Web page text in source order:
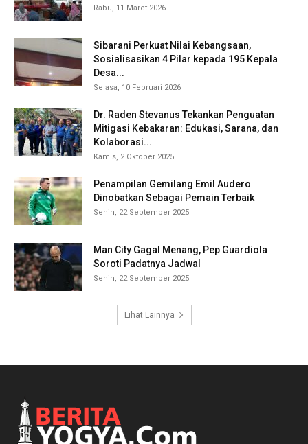
Rabu, 11 Maret 2026
Sibarani Perkuat Nilai Kebangsaan,
Sosialisasikan 4 Pilar kepada 195 Kepala
Desa...
Selasa, 10 Februari 2026
Dr. Raden Stevanus Tekankan Penguatan
Mitigasi Kebakaran: Edukasi, Sarana, dan
Kolaborasi...
Kamis, 2 Oktober 2025
Penampilan Gemilang Emil Audero
Dinobatkan Sebagai Pemain Terbaik
Senin, 22 September 2025
Man City Gagal Menang, Pep Guardiola
Soroti Padatnya Jadwal
Senin, 22 September 2025
Lihat Lainnya